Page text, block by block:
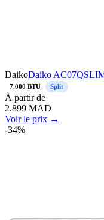
DaikoDaiko
7.000 BTU Split
À partir de
2.899 MAD
Voir le prix →
-34%